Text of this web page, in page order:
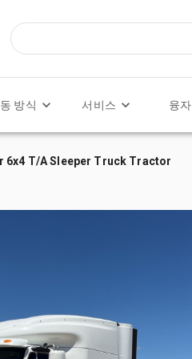
방식 서비스 융자
6x4 T/A Sleeper Truck Tractor